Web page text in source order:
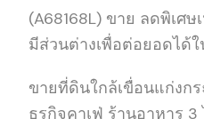
(A68168L) ขาย ลดพิเศ
มีส่วนต่างเพื่อต่อยอดได้
ขายที่ดินใกล้เขื่อนแก่งก
ธุรกิจคาเฟ่ ร้านอาหาร 3